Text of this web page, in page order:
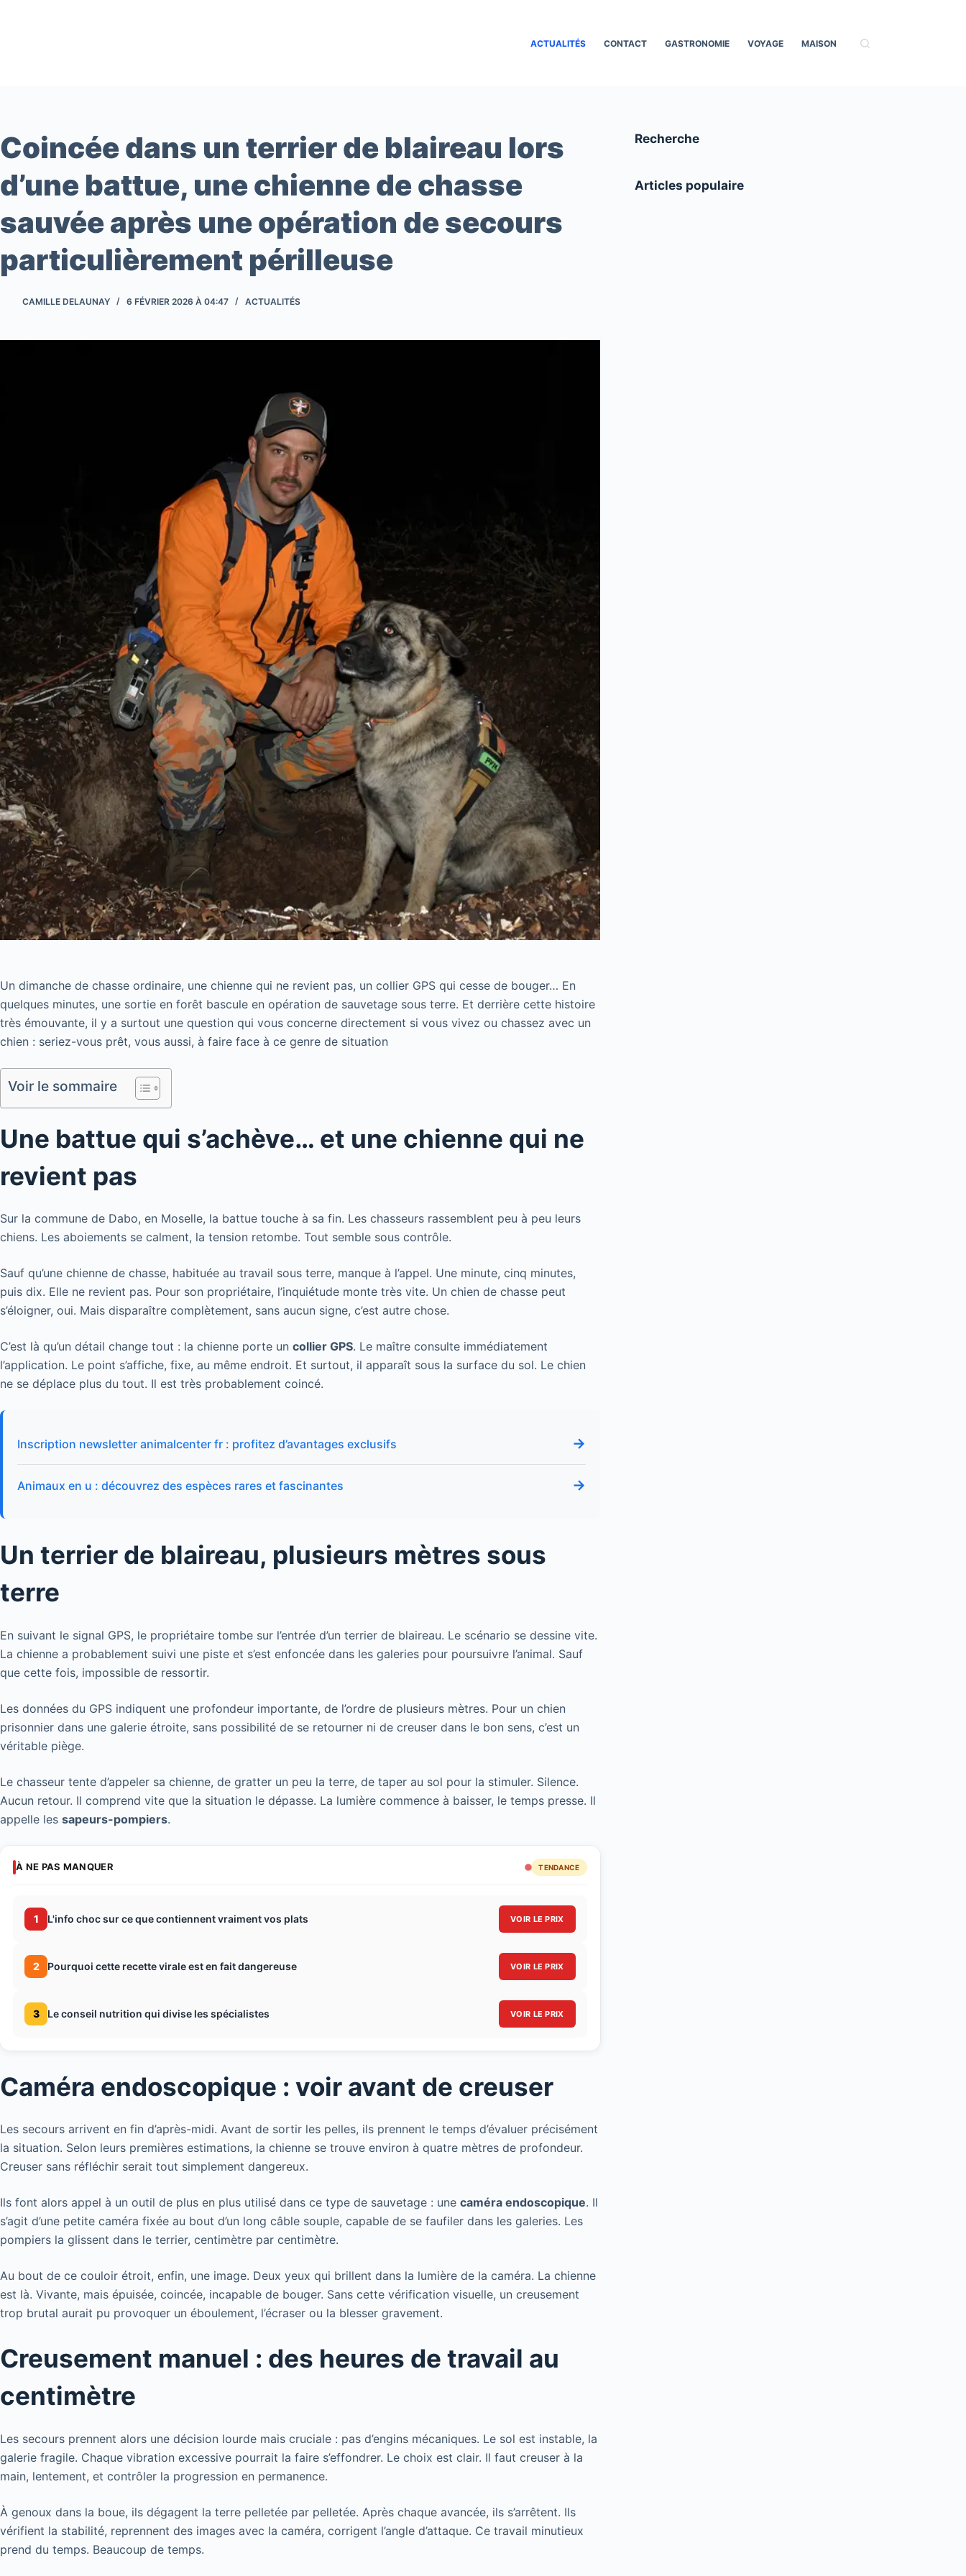
ACTUALITÉS CONTACT GASTRONOMIE VOYAGE MAISON
Coincée dans un terrier de blaireau lors
d’une battue, une chienne de chasse
sauvée après une opération de secours
particulièrement périlleuse
CAMILLE DELAUNAY 6 FÉVRIER 2026 À 04:47 ACTUALITÉS
Un dimanche de chasse ordinaire, une chienne qui ne revient pas, un collier GPS qui cesse de bouger… En
quelques minutes, une sortie en forêt bascule en opération de sauvetage sous terre. Et derrière cette histoire
très émouvante, il y a surtout une question qui vous concerne directement si vous vivez ou chassez avec un
chien : seriez-vous prêt, vous aussi, à faire face à ce genre de situation
Voir le sommaire
Une battue qui s’achève… et une chienne qui ne
revient pas
Sur la commune de Dabo, en Moselle, la battue touche à sa fin. Les chasseurs rassemblent peu à peu leurs
chiens. Les aboiements se calment, la tension retombe. Tout semble sous contrôle.
Sauf qu’une chienne de chasse, habituée au travail sous terre, manque à l’appel. Une minute, cinq minutes,
puis dix. Elle ne revient pas. Pour son propriétaire, l’inquiétude monte très vite. Un chien de chasse peut
s’éloigner, oui. Mais disparaître complètement, sans aucun signe, c’est autre chose.
C’est là qu’un détail change tout : la chienne porte un collier GPS. Le maître consulte immédiatement
l’application. Le point s’affiche, fixe, au même endroit. Et surtout, il apparaît sous la surface du sol. Le chien
ne se déplace plus du tout. Il est très probablement coincé.
Inscription newsletter animalcenter fr : profitez d’avantages exclusifs →
Animaux en u : découvrez des espèces rares et fascinantes →
Un terrier de blaireau, plusieurs mètres sous
terre
En suivant le signal GPS, le propriétaire tombe sur l’entrée d’un terrier de blaireau. Le scénario se dessine vite.
La chienne a probablement suivi une piste et s’est enfoncée dans les galeries pour poursuivre l’animal. Sauf
que cette fois, impossible de ressortir.
Les données du GPS indiquent une profondeur importante, de l’ordre de plusieurs mètres. Pour un chien
prisonnier dans une galerie étroite, sans possibilité de se retourner ni de creuser dans le bon sens, c’est un
véritable piège.
Le chasseur tente d’appeler sa chienne, de gratter un peu la terre, de taper au sol pour la stimuler. Silence.
Aucun retour. Il comprend vite que la situation le dépasse. La lumière commence à baisser, le temps presse. Il
appelle les sapeurs-pompiers.
À NE PAS MANQUER TENDANCE
1 L'info choc sur ce que contiennent vraiment vos plats VOIR LE PRIX
2 Pourquoi cette recette virale est en fait dangereuse VOIR LE PRIX
3 Le conseil nutrition qui divise les spécialistes VOIR LE PRIX
Caméra endoscopique : voir avant de creuser
Les secours arrivent en fin d’après-midi. Avant de sortir les pelles, ils prennent le temps d’évaluer précisément
la situation. Selon leurs premières estimations, la chienne se trouve environ à quatre mètres de profondeur.
Creuser sans réfléchir serait tout simplement dangereux.
Ils font alors appel à un outil de plus en plus utilisé dans ce type de sauvetage : une caméra endoscopique. Il
s’agit d’une petite caméra fixée au bout d’un long câble souple, capable de se faufiler dans les galeries. Les
pompiers la glissent dans le terrier, centimètre par centimètre.
Au bout de ce couloir étroit, enfin, une image. Deux yeux qui brillent dans la lumière de la caméra. La chienne
est là. Vivante, mais épuisée, coincée, incapable de bouger. Sans cette vérification visuelle, un creusement
trop brutal aurait pu provoquer un éboulement, l’écraser ou la blesser gravement.
Creusement manuel : des heures de travail au
centimètre
Les secours prennent alors une décision lourde mais cruciale : pas d’engins mécaniques. Le sol est instable, la
galerie fragile. Chaque vibration excessive pourrait la faire s’effondrer. Le choix est clair. Il faut creuser à la
main, lentement, et contrôler la progression en permanence.
À genoux dans la boue, ils dégagent la terre pelletée par pelletée. Après chaque avancée, ils s’arrêtent. Ils
vérifient la stabilité, reprennent des images avec la caméra, corrigent l’angle d’attaque. Ce travail minutieux
prend du temps. Beaucoup de temps.
Recherche
Articles populaire